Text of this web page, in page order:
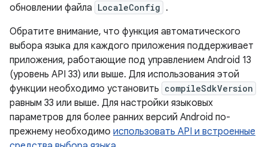
обновлении файла LocaleConfig .
Обратите внимание, что функция автоматического
выбора языка для каждого приложения поддерживает
приложения, работающие под управлением Android 13
(уровень API 33) или выше. Для использования этой
функции необходимо установить compileSdkVersion
равным 33 или выше. Для настройки языковых
параметров для более ранних версий Android по-
прежнему необходимо использовать API и встроенные